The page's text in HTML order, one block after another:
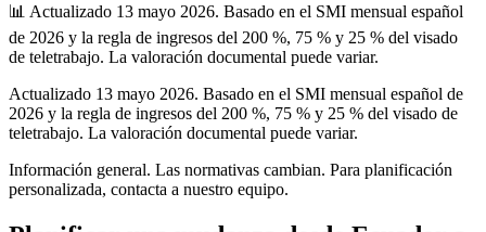
📊 Actualizado 13 mayo 2026. Basado en el SMI mensual español
de 2026 y la regla de ingresos del 200 %, 75 % y 25 % del visado
de teletrabajo. La valoración documental puede variar.
Actualizado 13 mayo 2026. Basado en el SMI mensual español de
2026 y la regla de ingresos del 200 %, 75 % y 25 % del visado de
teletrabajo. La valoración documental puede variar.
Información general. Las normativas cambian. Para planificación
personalizada, contacta a nuestro equipo.